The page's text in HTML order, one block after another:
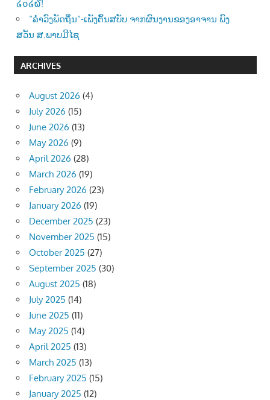
໒໐໒໖!
“ລຳວົງພັດຖິ່ນ“-ເພັງຕົ້ນສບັບ ຈາກຜົນງານຂອງອາຈານ ພົງ
ສວັນ ສ.ພາບມີໄຊ
ARCHIVES
August 2026 (4)
July 2026 (15)
June 2026 (13)
May 2026 (9)
April 2026 (28)
March 2026 (19)
February 2026 (23)
January 2026 (19)
December 2025 (23)
November 2025 (15)
October 2025 (27)
September 2025 (30)
August 2025 (18)
July 2025 (14)
June 2025 (11)
May 2025 (14)
April 2025 (13)
March 2025 (13)
February 2025 (15)
January 2025 (12)